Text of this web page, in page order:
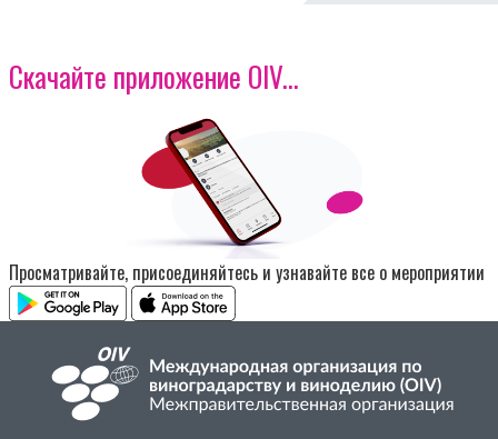
Скачайте приложение OIV...
Изображение
Просматривайте, присоединяйтесь и узнавайте все о мероприятии